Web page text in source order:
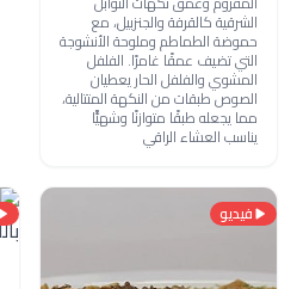
الشرقية كالقرفة والجنزبيل، مع
حموضة الطماطم وملوحة الأنشوجة
التي تضيف عمقًا غامرًا. الفلفل
المشوي والفلفل الحار يعطيان
الصوص طبقات من النكهة المتتالية،
مما يجعله طبقًا متوازنًا وشهيًّا
يناسب العشاء الراقي
فيديو